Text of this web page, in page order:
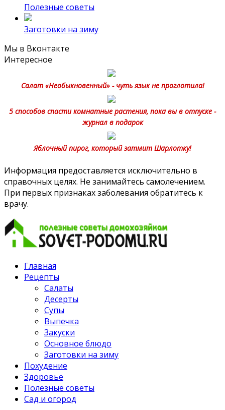
Полезные советы
Заготовки на зиму
Мы в Вконтакте
Интересное
Салат «Необыкновенный» - чуть язык не проглотила!
5 способов спасти комнатные растения, пока вы в отпуске -
журнал в подарок
Яблочный пирог, который затмит Шарлотку!
Информация предоставляется исключительно в
справочных целях. Не занимайтесь самолечением.
При первых признаках заболевания обратитесь к
врачу.
Главная
Рецепты
Салаты
Десерты
Супы
Выпечка
Закуски
Основное блюдо
Заготовки на зиму
Похудение
Здоровье
Полезные советы
Сад и огород